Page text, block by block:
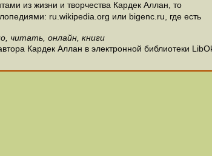
из жизни и творчества Кардек Аллан, то
ru.wikipedia.org или bigenc.ru, где есть
читать, онлайн, книги
Кардек Аллан в электронной библиотеки